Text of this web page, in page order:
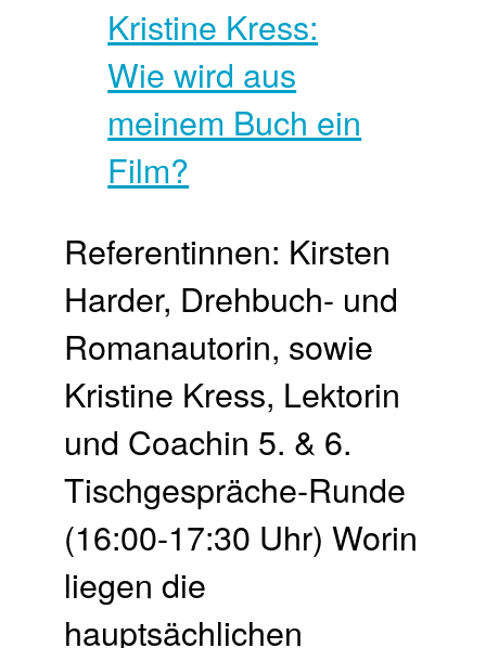
Referentinnen: Kirsten
Harder, Drehbuch- und
Romanautorin, sowie
Kristine Kress, Lektorin
und Coachin 5. & 6.
Tisch­gespräche-Runde
(16:00-17:30 Uhr) Worin
liegen die
hauptsächlichen